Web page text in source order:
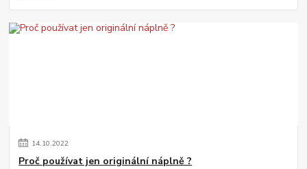
14.10.2022
Proč používat jen originální náplně ?